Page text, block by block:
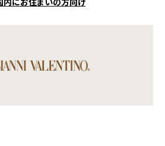
内にお住まいの方向け